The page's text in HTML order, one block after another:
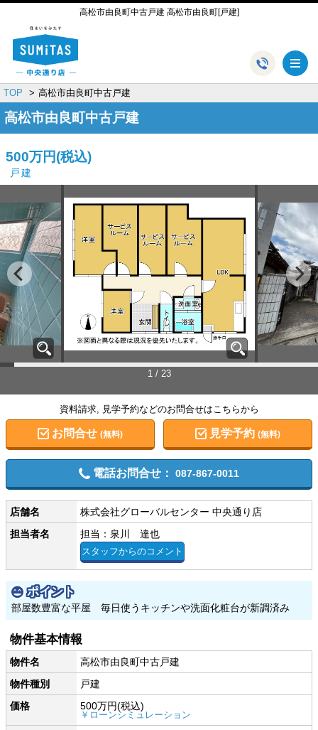
高松市由良町中古戸建 高松市由良町[戸建]
TOP 高松市由良町中古戸建
高松市由良町中古戸建
500万円(税込)
戸建
1 / 23
資料請求, 見学予約などのお問合せはこちらから
お問合せ (無料) 見学予約(無料)
電話お問合せ： 087-867-0011
店舗名
株式会社グローバルセンター 中央通り店
担当者名
担当：泉川 達也
スタッフからのコメント
ポイント
部屋数豊富な平屋 毎日使うキッチンや洗面化粧台が新調済み
物件基本情報
物件名
高松市由良町中古戸建
物件種別
戸建
価格
500万円(税込)
￥ローンシミュレーション